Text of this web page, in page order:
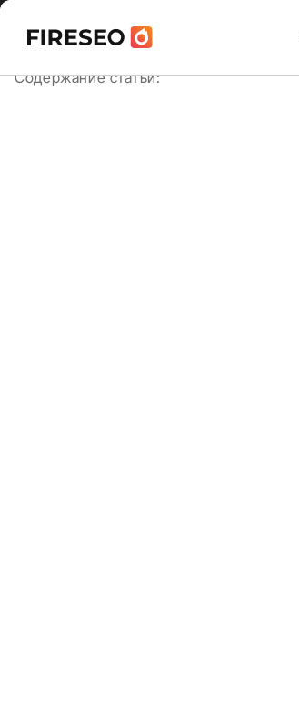
Skip
contentСсылки
хлебных
Ссылки
хлебных
Содержание статьи: